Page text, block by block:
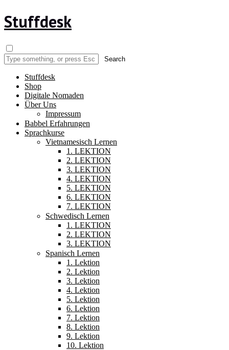
Stuffdesk
Stuffdesk
Shop
Digitale Nomaden
Über Uns
Impressum
Babbel Erfahrungen
Sprachkurse
Vietnamesisch Lernen
1. LEKTION
2. LEKTION
3. LEKTION
4. LEKTION
5. LEKTION
6. LEKTION
7. LEKTION
Schwedisch Lernen
1. LEKTION
2. LEKTION
3. LEKTION
Spanisch Lernen
1. Lektion
2. Lektion
3. Lektion
4. Lektion
5. Lektion
6. Lektion
7. Lektion
8. Lektion
9. Lektion
10. Lektion